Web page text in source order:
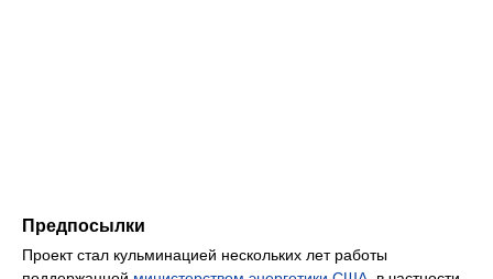
Предпосылки
Проект стал кульминацией нескольких лет работы